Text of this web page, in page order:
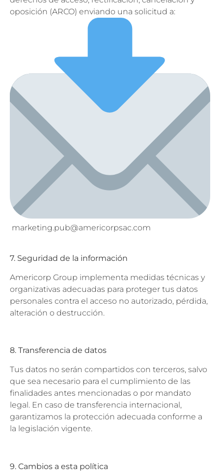
oposición (ARCO) enviando una solicitud a:
marketing.pub@americorpsac.com
7. Seguridad de la información
Americorp Group implementa medidas técnicas y
organizativas adecuadas para proteger tus datos
personales contra el acceso no autorizado, pérdida,
alteración o destrucción.
8. Transferencia de datos
Tus datos no serán compartidos con terceros, salvo
que sea necesario para el cumplimiento de las
finalidades antes mencionadas o por mandato
legal. En caso de transferencia internacional,
garantizamos la protección adecuada conforme a
la legislación vigente.
9. Cambios a esta política